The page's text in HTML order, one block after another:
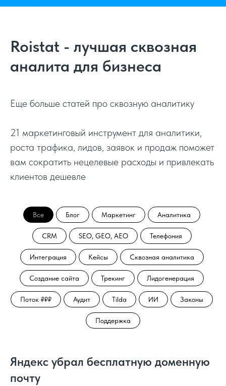
Roistat - лучшая сквозная
аналита для бизнеса
Еще больше статей про сквозную аналитику
21 маркетинговый инструмент для аналитики,
роста трафика, лидов, заявок и продаж поможет
вам сократить нецелевые расходы и привлекать
клиентов дешевле
Все Блог Маркетинг Аналитика
CRM SEO, GEO, AEO Телефония
Интеграция Кейсы Сквозная аналитика
Создание сайта Трекинг Лидогенерация
Поток ₽₽₽ Аудит Tilda ИИ Законы
Поддержка
Яндекс убрал бесплатную доменную
почту